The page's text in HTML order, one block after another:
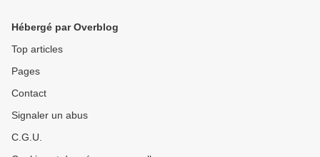
Hébergé par Overblog
Top articles
Pages
Contact
Signaler un abus
C.G.U.